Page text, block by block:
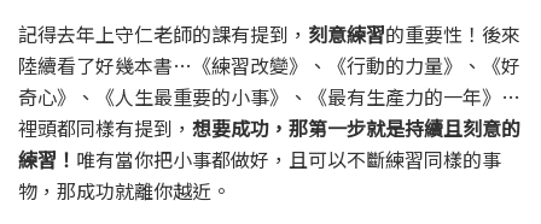
記得去年上守仁老師的課有提到， 刻意練習的重要性！後來
陸續看了好幾本書…《練習改變》、《行動的力量》、《好
奇心》、《人生最重要的小事》、《最有生產力的一年》…
裡頭都同樣有提到， 想要成功，那第一步就是持續且刻意的
練習！ 唯有當你把小事都做好，且可以不斷練習同樣的事
物，那成功就離你越近。